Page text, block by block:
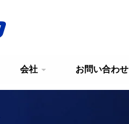
会社 お問い合わせ